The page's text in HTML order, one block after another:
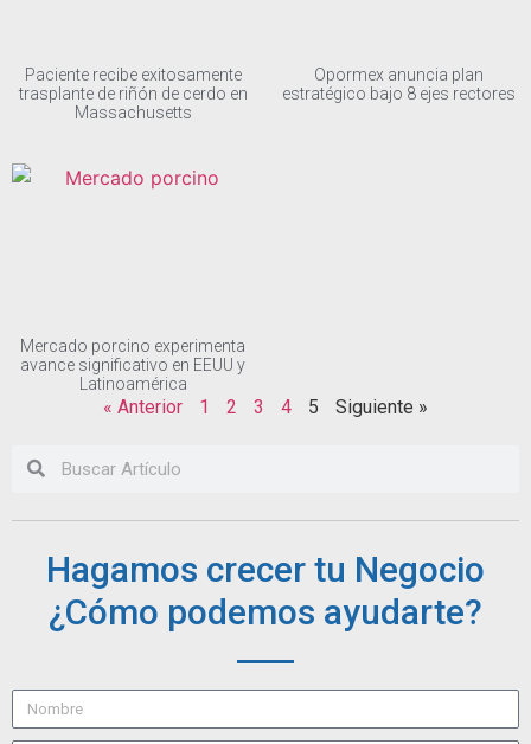
Paciente recibe exitosamente
trasplante de riñón de cerdo en
Massachusetts
Opormex anuncia plan
estratégico bajo 8 ejes rectores
Mercado porcino experimenta
avance significativo en EEUU y
Latinoamérica
« Anterior 1 2 3 4 5 Siguiente »
Hagamos crecer tu Negocio
¿Cómo podemos ayudarte?